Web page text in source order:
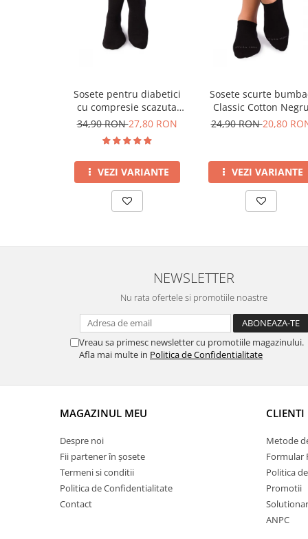
Sosete pentru diabetici
cu compresie scazuta
Negru
34,90 RON27,80 RON
VEZI VARIANTE
Sosete scurte
Classic Cotton Negru
24,90 RON20,80
VEZI VARIANTE
NEWSLETTER
Nu rata ofertele si promotiile noastre
Vreau sa primesc newsletter cu promotiile magazinului.
Afla mai multe in Politica de Confidentialitate
MAGAZINUL MEU
Despre noi
Fii partener în șosete
Termeni si conditii
Politica de Confidentialitate
Contact
CLIENTI
Metode
Formular
Politica
Promotii
ANPC